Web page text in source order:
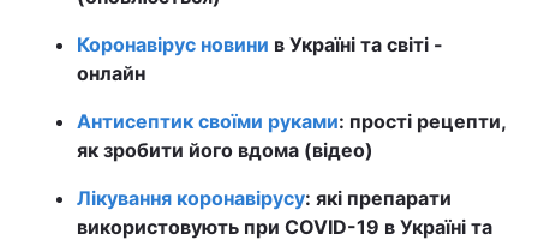
Коронавірус новини в Україні та світі -
онлайн
Антисептик своїми руками: прості рецепти,
як зробити його вдома (відео)
Лікування коронавірусу: які препарати
використовують при COVID-19 в Україні та